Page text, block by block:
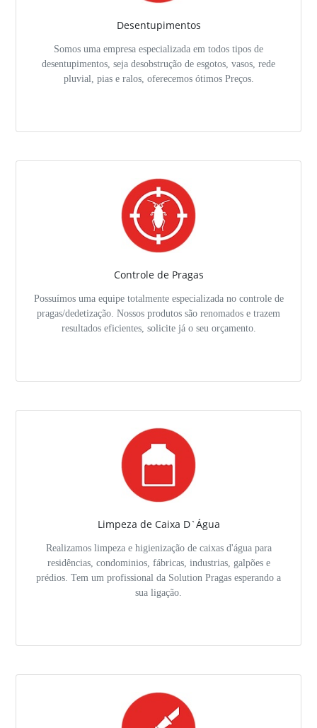
Desentupimentos
Somos uma empresa especializada em todos tipos de
desentupimentos, seja desobstrução de esgotos, vasos, rede
pluvial, pias e ralos, oferecemos ótimos Preços.
Controle de Pragas
Possuímos uma equipe totalmente especializada no controle de
pragas/dedetização. Nossos produtos são renomados e trazem
resultados eficientes, solicite já o seu orçamento.
Limpeza de Caixa D`Água
Realizamos limpeza e higienização de caixas d'água para
residências, condominios, fábricas, industrias, galpões e
prédios. Tem um profissional da Solution Pragas esperando a
sua ligação.